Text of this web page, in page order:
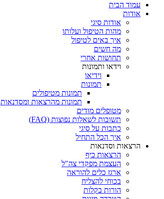
עמוד הבית
אודות
אודות סיגי
מהות הטיפול ועלותו
איך באים לטיפול
מה חשים
תחושות אחרי
וידאו ותמונות
וידיאו
תמונות
תמונות מטיפולים
תמונות מהרצאות ומסדנאות
מטופלים מודים
תשובות לשאלות נפוצות (FAQ)
כתבות על סיגי
איך הכל התחיל
הרצאות וסדנאות
הרצאות כיף
העצמת מפקדי צה"ל
ארגז כלים להוראה
בכוחי להצליח
הורות בקלות